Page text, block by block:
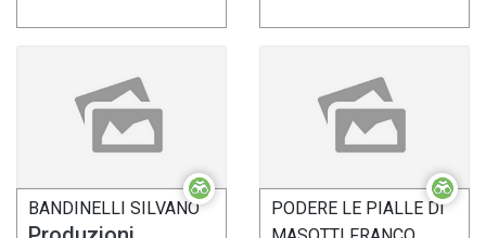
BANDINELLI SILVANO
PODERE LE PIALLE DI